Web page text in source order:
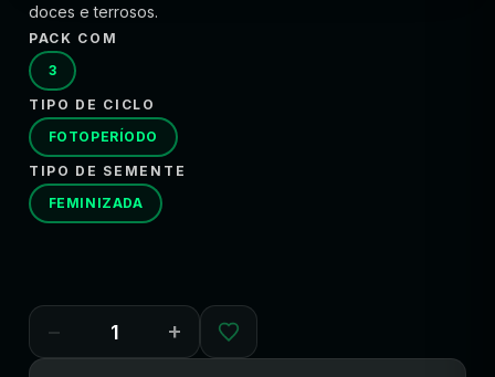
doces e terrosos.
PACK COM
3
TIPO DE CICLO
FOTOPERÍODO
TIPO DE SEMENTE
FEMINIZADA
− +